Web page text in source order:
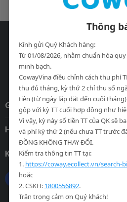
Công ty TNHH
Trang chính thức của
Giới thiệu
Hỗ trợ khách hàng
Kết nối với chúng tôi
Thông
Kính gửi Quý Khách hàng:
Từ 01/08/2026, nhằm chuẩn hóa
minh bạch.
CowayVina điều chỉnh cách thu phí
thu đủ tháng, kỳ thứ 2 chỉ thu số
tiên (từ ngày lắp đặt đến cuối
gộp với kỳ TT cuối hợp đồng như
Vì vậy, kỳ này số tiền TT của QK sẽ
và phí kỳ thứ 2 (nếu chưa TT trước
ĐỒNG KHÔNG THAY ĐỔI.
Kiểm tra thông tin TT tại:
1. https://coway.ecollect.vn/search-
hoặc
2. CSKH: 1800556892.
Trân trọng cảm ơn Quý khách!